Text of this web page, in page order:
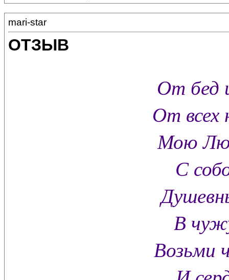
mari-star
ОТЗЫВ
От бед
От всех
Мою
С
В
Возьми